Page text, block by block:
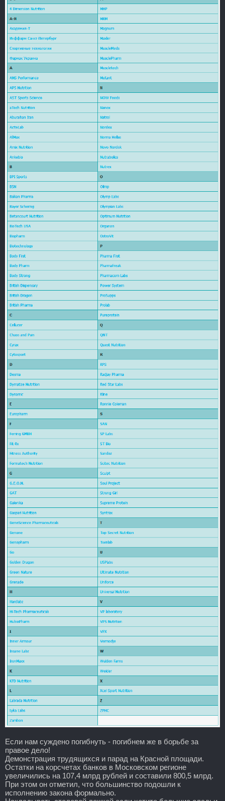
Если нам суждено погибнуть - погибнем же в борьбе за
правое дело!
Демонстрация трудящихся и парад на Красной площади.
Остатки на корсчетах банков в Московском регионе
увеличились на 107,4 млрд рублей и составили 800,5 млрд.
При этом он отметил, что большинство подошли к
исполнению закона формально.